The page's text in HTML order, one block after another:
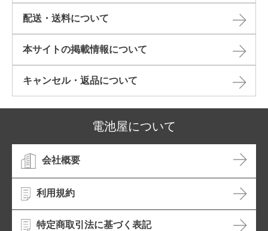
配送・送料について
本サイトの掲載情報について​
キャンセル・返品について​
電池屋について
会社概要
利用規約
特定商取引法に基づく表記